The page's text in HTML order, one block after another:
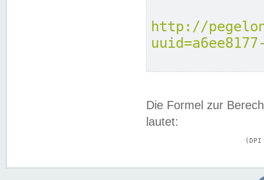
http://
Die Formel zur
lautet: